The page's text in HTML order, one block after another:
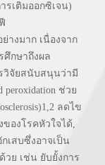
รเติมออกซิเจน)
างมาก เนื่องจาก
ศึกษาถึงผล
วิจัยสนับสนุนว่ามี
ช่วย
ลดไข
ของโรคหัวใจได้,
เสบซึ่งอาจเป็น
วย เช่น ยับยั้งการ